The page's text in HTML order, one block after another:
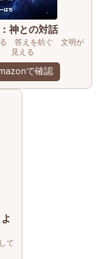
神との対話
る 答えを紡ぐ 文明が
見える
で確認
て